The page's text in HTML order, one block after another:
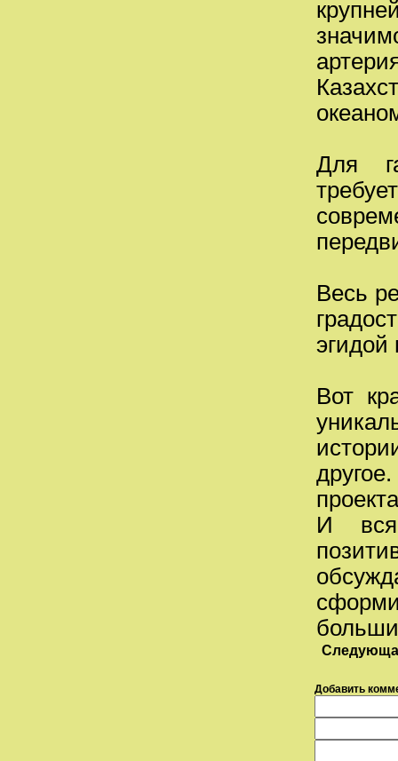
Для
Весь
эгидой
Вот
И вся
Добавить